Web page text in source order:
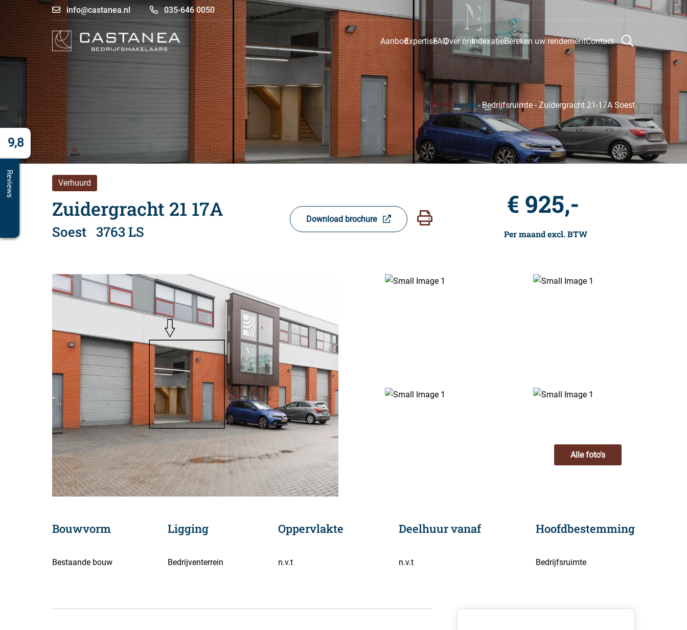
info@castanea.nl 035-646 0050
AanbodExpertiseFAQOver onsIndexatieBereken uw rendementContact
Home-Bedrijfsruimte-Zuidergracht 21-17A Soest
Verhuurd
Zuidergracht 21 17A
Soest 3763 LS
Download brochure € 925,-
Per maand excl. BTW
Alle foto's
Bouwvorm
Bestaande bouw
Ligging
Bedrijventerrein
Oppervlakte
n.v.t
Deelhuur vanaf
n.v.t
Hoofdbestemming
Bedrijfsruimte
9,8
Reviews